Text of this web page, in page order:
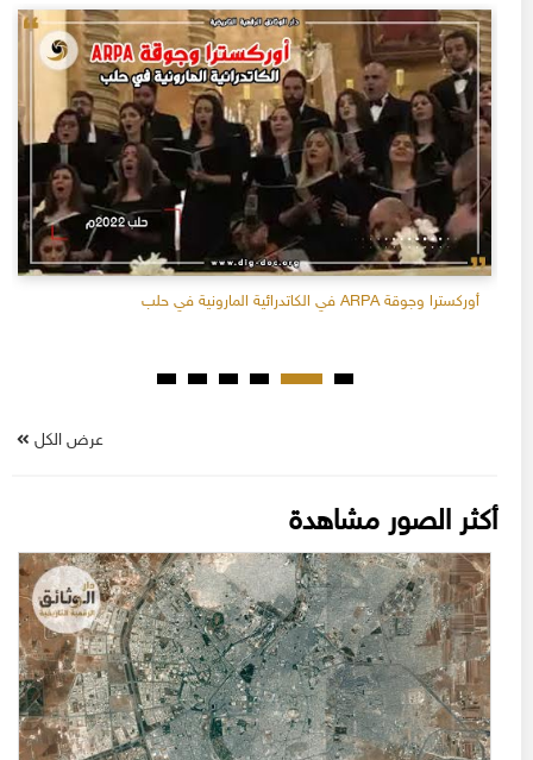
أوركسترا وجوقة ARPA في الكاتدرائية المارونية في حلب
عرض الكل
أكثر الصور مشاهدة